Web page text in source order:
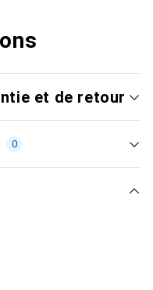
et de retour
0